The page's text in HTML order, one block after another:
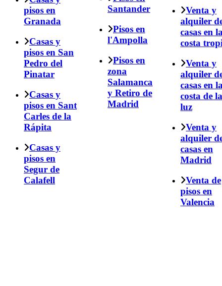
pisos en
Granada
Casas y
pisos en San
Pedro del
Pinatar
Casas y
pisos en Sant
Carles de la
Rápita
Casas y
pisos en
Segur de
Calafell
Santander
Pisos en
l'Ampolla
Pisos en
zona
Salamanca
y Retiro de
Madrid
Venta y
alquiler
casas en
costa
Venta y
alquiler
casas en
costa de la
luz
Venta y
alquiler
casas en
Madrid
Venta de
pisos en
Valencia